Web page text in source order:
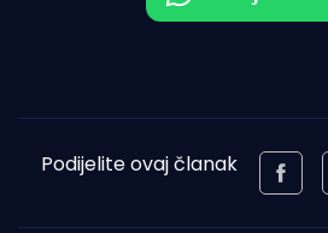
Podijelite ovaj članak